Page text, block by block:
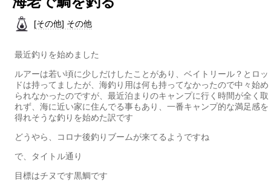
[その他] その他
最近釣りを始めました
ルアーは若い頃に少しだけしたことがあり、ベイトリール？とロッ
ドは持ってましたが、海釣り用は何も持ってなかったので中々始め
られなかったのですが、最近泊まりのキャンプに行く時間が全く取
れず、海に近い家に住んでる事もあり、一番キャンプ的な満足感を
得れそうな釣りを始めた訳です
どうやら、コロナ後釣りブームが来てるようですね
で、タイトル通り
目標はチヌです黒鯛です